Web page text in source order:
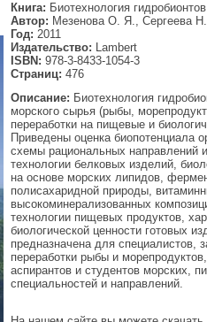
Книга: Биотехнология гидробионтов
Автор: Мезенова О. Я., Сергеева
Год: 2011
Издательство: Lambert
ISBN: 978-3-8433-1054-3
Страниц: 476
Описание: Биотехнология
морского сырья (рыбы,
переработки на пищевые и
Приведены оценка биопотенциала
схемы рациональных направлений
технологии белковых изделий,
на основе морских липидов,
полисахаридной природы,
высокоминерализованных
технологии пищевых продуктов,
биологической ценности готовых
предназначена для специалистов,
переработки рыбы и
аспирантов и студентов морских,
специальностей и направлений.
▼
▼
▼
▼